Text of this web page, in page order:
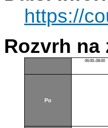
https://
Rozvrh na
06:00–08:00
Po